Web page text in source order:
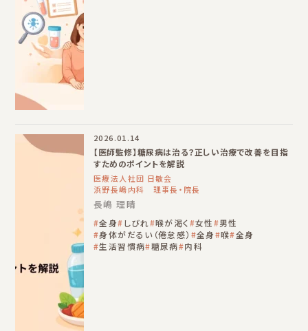
2026.01.14
【医師監修】糖尿病は治る？正しい治療で改善を目指
すためのポイントを解説
医療法人社団 日敏会
浜野長嶋内科 理事長・院長
長嶋 理晴
全身 しびれ 喉が渇く 女性
男性
身体がだるい（倦怠感）
全身 喉 全身
生活習慣病 糖尿病 内科